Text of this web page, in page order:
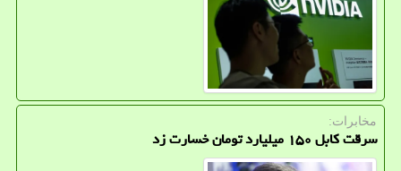
مخابرات:
سرقت کابل ۱۵۰ میلیارد تومان خسارت زد